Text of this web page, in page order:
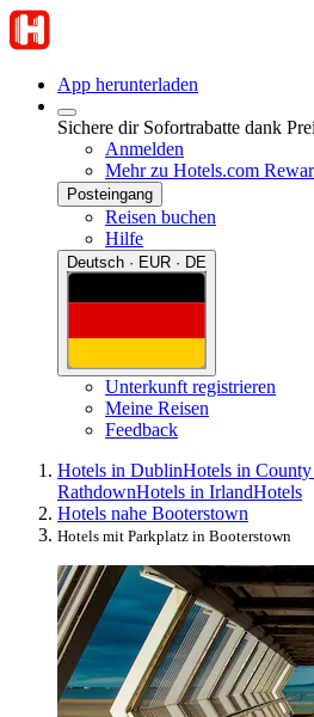
App herunterladen
Sichere dir Sofortrabatte dank
Anmelden
Mehr zu Hotels.com
Posteingang
Reisen buchen
Hilfe
Deutsch · EUR · DE
Unterkunft registrieren
Meine Reisen
Feedback
Hotels in DublinHotels in
RathdownHotels in IrlandHotels
Hotels nahe Booterstown
Hotels mit Parkplatz in Booterstown